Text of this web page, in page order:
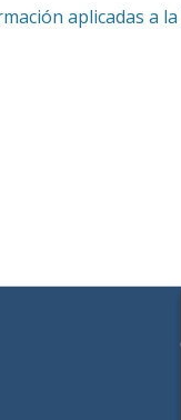
aplicadas a la